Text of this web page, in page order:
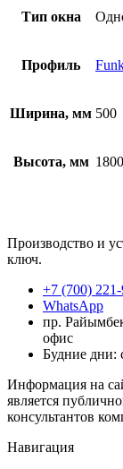
Тип окна
Профиль
Ширина, мм 500
Высота, мм 1800
Производство и
ключ.
+7 (700)
WhatsApp
пр.
офис
Будние дни:
Информация на
является
консультантов
Навигация